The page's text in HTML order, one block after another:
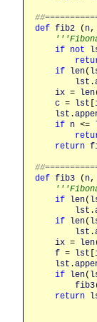
def fib2 ( n,
if not
if len(
lst .
ix = len
c = lst [
lst .
if n <=
return
def fib3 ( n,
if len(
lst .
if len(
lst .
ix = len
f = lst [
lst .
if len(
fib3
return